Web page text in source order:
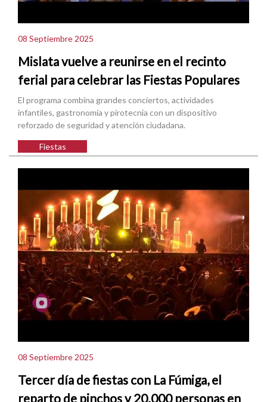
08 Septiembre 2025
Mislata vuelve a reunirse en el recinto
ferial para celebrar las Fiestas Populares
El programa combina grandes conciertos, actividades
infantiles, gastronomía y pirotecnia con un dispositivo
reforzado de seguridad y atención ciudadana.
Fiestas
08 Septiembre 2025
Tercer día de fiestas con La Fúmiga, el
reparto de pinchos y 20.000 personas en